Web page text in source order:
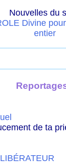
Nouvelles du